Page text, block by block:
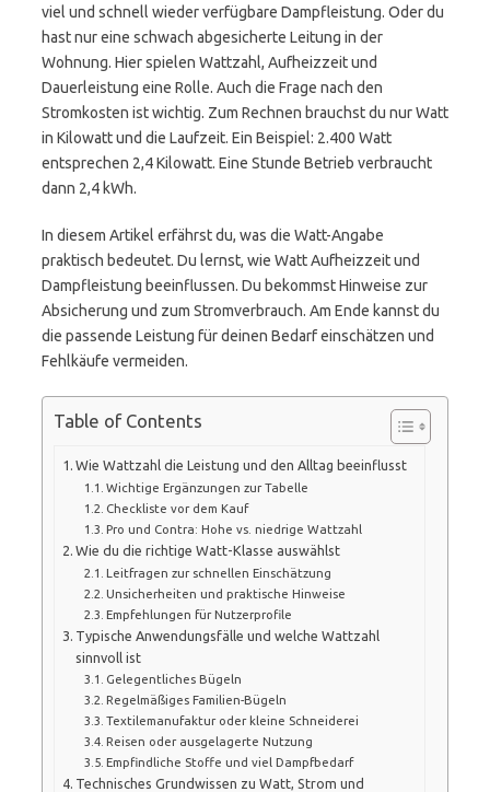
viel und schnell wieder verfügbare Dampfleistung. Oder du
hast nur eine schwach abgesicherte Leitung in der
Wohnung. Hier spielen Wattzahl, Aufheizzeit und
Dauerleistung eine Rolle. Auch die Frage nach den
Stromkosten ist wichtig. Zum Rechnen brauchst du nur Watt
in Kilowatt und die Laufzeit. Ein Beispiel: 2.400 Watt
entsprechen 2,4 Kilowatt. Eine Stunde Betrieb verbraucht
dann 2,4 kWh.
In diesem Artikel erfährst du, was die Watt-Angabe
praktisch bedeutet. Du lernst, wie Watt Aufheizzeit und
Dampfleistung beeinflussen. Du bekommst Hinweise zur
Absicherung und zum Stromverbrauch. Am Ende kannst du
die passende Leistung für deinen Bedarf einschätzen und
Fehlkäufe vermeiden.
Table of Contents
Wie Wattzahl die Leistung und den Alltag beeinflusst
Wichtige Ergänzungen zur Tabelle
Checkliste vor dem Kauf
Pro und Contra: Hohe vs. niedrige Wattzahl
Wie du die richtige Watt-Klasse auswählst
Leitfragen zur schnellen Einschätzung
Unsicherheiten und praktische Hinweise
Empfehlungen für Nutzerprofile
Typische Anwendungsfälle und welche Wattzahl
sinnvoll ist
Gelegentliches Bügeln
Regelmäßiges Familien-Bügeln
Textilemanufaktur oder kleine Schneiderei
Reisen oder ausgelagerte Nutzung
Empfindliche Stoffe und viel Dampfbedarf
Technisches Grundwissen zu Watt, Strom und